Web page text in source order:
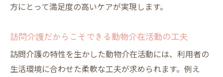
方にとって満足度の高いケアが実現します。
訪問介護だからこそできる動物介在活動の工夫
訪問介護の特性を生かした動物介在活動には、利用者の
生活環境に合わせた柔軟な工夫が求められます。例え